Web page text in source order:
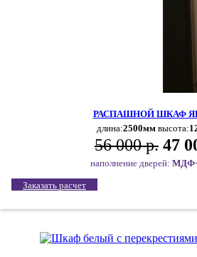
РАСПАШНОЙ ШКАФ
длина:2500мм высота:
56 000 р. 47
наполнение дверей:
Заказать расчет